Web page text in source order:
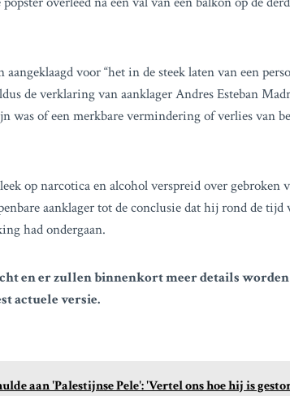
voor “het in de steek laten van een
de verklaring van aanklager Andres Esteban
was of een merkbare vermindering of verlies van
op narcotica en alcohol verspreid over gebroken
aanklager tot de conclusie dat hij rond de
had ondergaan.
en er zullen binnenkort meer details
actuele versie.
aan 'Palestijnse Pele': 'Vertel ons hoe hij is